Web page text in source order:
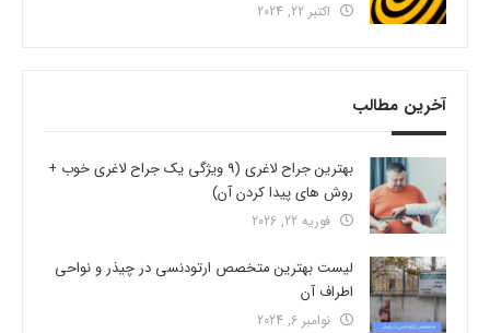
اکتبر 22, 2024
آخرین مطالب
بهترین جراح لاغری (9 ویژگی یک جراح لاغری خوب +
روش های پیدا کردن آن)
فوریه 22, 2026
لیست بهترین متخصص ارتودنسی در چیذر و نواحی
اطراف آن
نوامبر 6, 2024